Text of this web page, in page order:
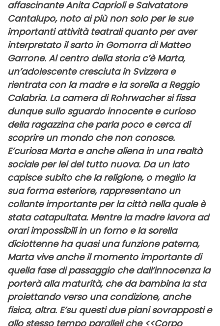
affascinanteAnita CapriolieSalvatatore
Cantalupo, noto ai più non solo per le sue
importanti attività teatrali quanto per aver
interpretato il sarto in GomorradiMatteo
Garrone. Al centro della storia c’è Marta,
un’adolescente cresciuta in Svizzera e
rientrata con la madre e la sorella a Reggio
Calabria. La camera diRohrwachersi fissa
dunque sullo sguardo innocente e curioso
della ragazzina che parla poco e cerca di
scoprire un mondo che non conosce.
E’curiosa Marta e anche aliena in una realtà
sociale per lei del tutto nuova. Da un lato
capisce subito che la religione, o meglio la
sua forma esteriore, rappresentano un
collante importante per la città nella quale è
stata catapultata. Mentre la madre lavora ad
orari impossibili in un forno e la sorella
diciottenne ha quasi una funzione paterna,
Marta vive anche il momento importante di
quella fase di passaggio che dall’innocenza la
porterà alla maturità, che da bambina la sta
proiettando verso una condizione, anche
fisica, altra. E’su questi due piani sovrapposti e
allo stesso tempo paralleli che <<Corpo